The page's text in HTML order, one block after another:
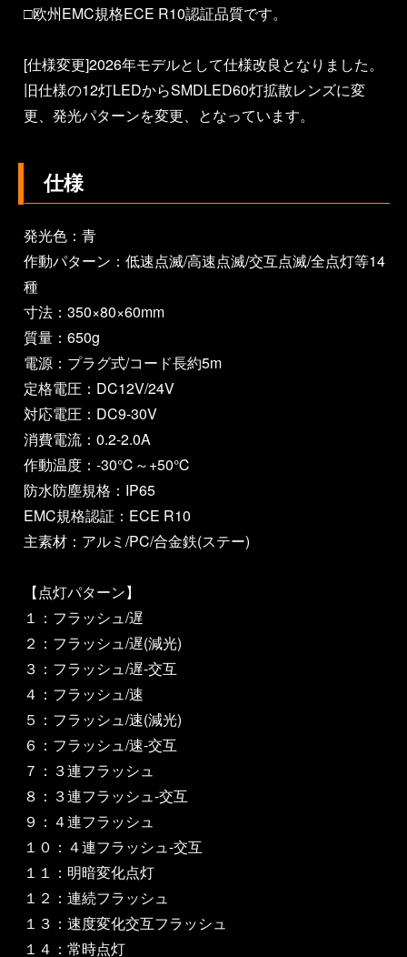
□欧州EMC規格ECE R10認証品質です。
[仕様変更]2026年モデルとして仕様改良となりました。
旧仕様の12灯LEDからSMDLED60灯拡散レンズに変
更、発光パターンを変更、となっています。
仕様
発光色：青
作動パターン：低速点滅/高速点滅/交互点滅/全点灯等14
種
寸法：350×80×60mm
質量：650g
電源：プラグ式/コード長約5m
定格電圧：DC12V/24V
対応電圧：DC9-30V
消費電流：0.2-2.0A
作動温度：-30℃～+50℃
防水防塵規格：IP65
EMC規格認証：ECE R10
主素材：アルミ/PC/合金鉄(ステー)
【点灯パターン】
１：フラッシュ/遅
２：フラッシュ/遅(減光)
３：フラッシュ/遅-交互
４：フラッシュ/速
５：フラッシュ/速(減光)
６：フラッシュ/速-交互
７：３連フラッシュ
８：３連フラッシュ-交互
９：４連フラッシュ
１０：４連フラッシュ-交互
１１：明暗変化点灯
１２：連続フラッシュ
１３：速度変化交互フラッシュ
１４：常時点灯